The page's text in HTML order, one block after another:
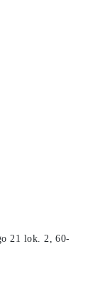
21 lok. 2, 60-